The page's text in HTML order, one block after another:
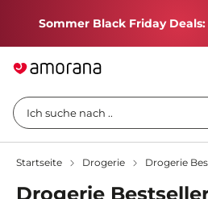
Sommer Black Friday Deals:
Ich suche nach ..
Startseite Drogerie Drogerie
Drogerie